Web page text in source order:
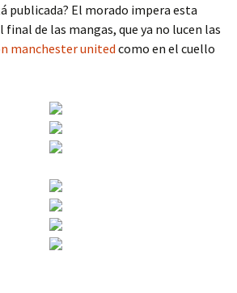
publicada? El morado impera esta
de las mangas, que ya no lucen las
manchester unitedcomo en el cuello